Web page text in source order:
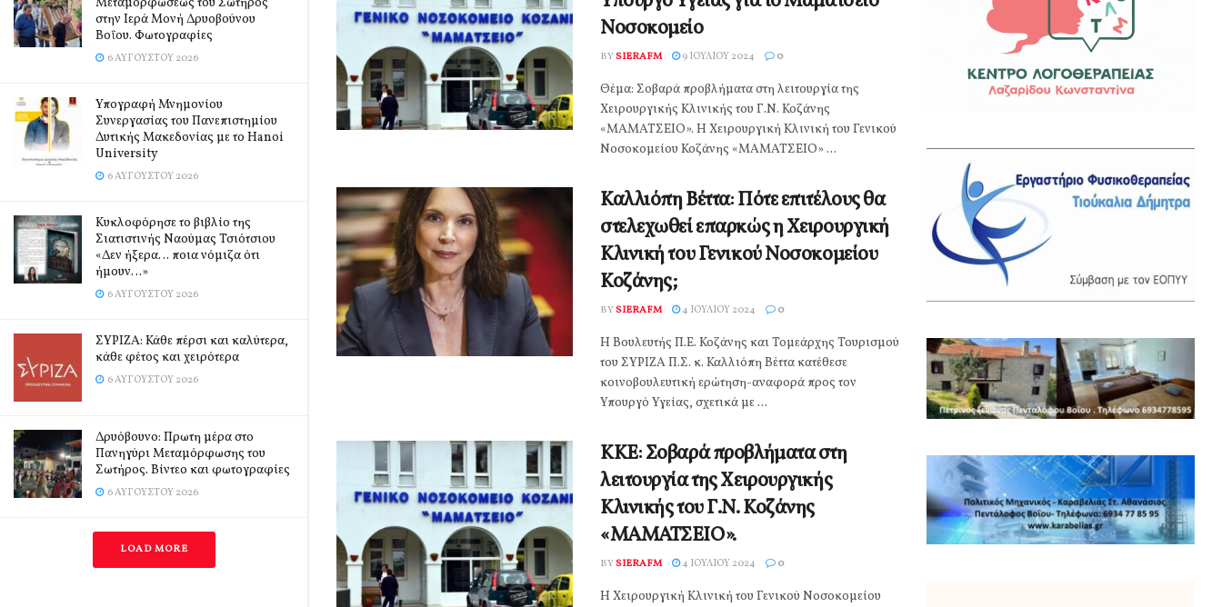
στην Ιερά Μονή Δρυοβούνου
Βοΐου. Φωτογραφίες
6 ΑΥΓΟΎΣΤΟΥ 2026
Υπογραφή Μνημονίου
Συνεργασίας του Πανεπιστημίου
Δυτικής Μακεδονίας με το Hanoi
University
6 ΑΥΓΟΎΣΤΟΥ 2026
Κυκλοφόρησε το βιβλίο της
Σιατιστινής Ναούμας Τσιότσιου
«Δεν ήξερα… ποια νόμιζα ότι
ήμουν…»
6 ΑΥΓΟΎΣΤΟΥ 2026
ΣΥΡΙΖΑ: Κάθε πέρσι και καλύτερα,
κάθε φέτος και χειρότερα
6 ΑΥΓΟΎΣΤΟΥ 2026
Δρυόβουνο: Πρωτη μέρα στο
Πανηγύρι Μεταμόρφωσης του
Σωτήρος. Βίντεο και φωτογραφίες
6 ΑΥΓΟΎΣΤΟΥ 2026
LOAD MORE
Νοσοκομείο
BYSIERAFM 9 ΙΟΥΛΊΟΥ 2024 0
Θέμα: Σοβαρά προβλήματα στη λειτουργία της
Χειρουργικής Κλινικής του Γ.Ν. Κοζάνης
«ΜΑΜΑΤΣΕΙΟ». Η Χειρουργική Κλινική του Γενικού
Νοσοκομείου Κοζάνης «ΜΑΜΑΤΣΕΙΟ» ...
Καλλιόπη Βέττα: Πότε επιτέλους θα
στελεχωθεί επαρκώς η Χειρουργική
Κλινική του Γενικού Νοσοκομείου
Κοζάνης;
BYSIERAFM 4 ΙΟΥΛΊΟΥ 2024 0
Η Βουλευτής Π.Ε. Κοζάνης και Τομεάρχης Τουρισμού
του ΣΥΡΙΖΑ Π.Σ. κ. Καλλιόπη Βέττα κατέθεσε
κοινοβουλευτική ερώτηση-αναφορά προς τον
Υπουργό Υγείας, σχετικά με ...
ΚΚΕ: Σοβαρά προβλήματα στη
λειτουργία της Χειρουργικής
Κλινικής του Γ.Ν. Κοζάνης
«ΜΑΜΑΤΣΕΙΟ».
BYSIERAFM 4 ΙΟΥΛΊΟΥ 2024 0
Η Χειρουργική Κλινική του Γενικού Νοσοκομείου